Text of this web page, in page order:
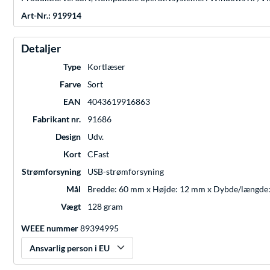
Art-Nr.: 919914
Detaljer
Type
Kortlæser
Farve
Sort
EAN
4043619916863
Fabrikant nr.
91686
Design
Udv.
Kort
CFast
Strømforsyning
USB-strømforsyning
Mål
Bredde: 60 mm x Højde: 12 mm x Dybde/
Vægt
128 gram
WEEE nummer89394995
Ansvarlig person i EU